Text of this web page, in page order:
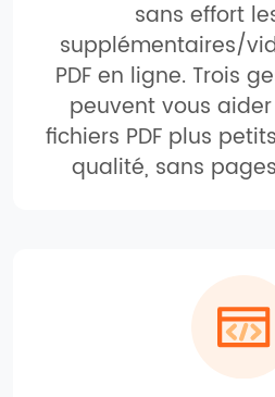
sans effort
supplémentaires/
PDF en ligne. Trois
peuvent vous
fichiers PDF plus
qualité, sans